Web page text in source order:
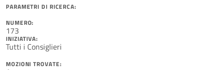
PARAMETRI DI RICERCA:
NUMERO:
173
INIZIATIVA:
Tutti i Consiglieri
MOZIONI TROVATE: